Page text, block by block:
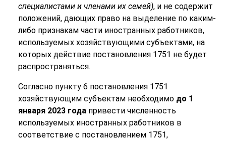
специалистами и членами их семей), и не содержит
положений, дающих право на выделение по каким-
либо признакам части иностранных работников,
используемых хозяйствующими субъектами, на
которых действие постановления 1751 не будет
распространяться.
Согласно пункту 6 постановления 1751
хозяйствующим субъектам необходимо до 1
января 2023 года привести численность
используемых иностранных работников в
соответствие с постановлением 1751,